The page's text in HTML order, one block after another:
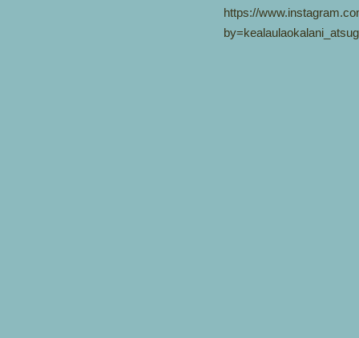
https://